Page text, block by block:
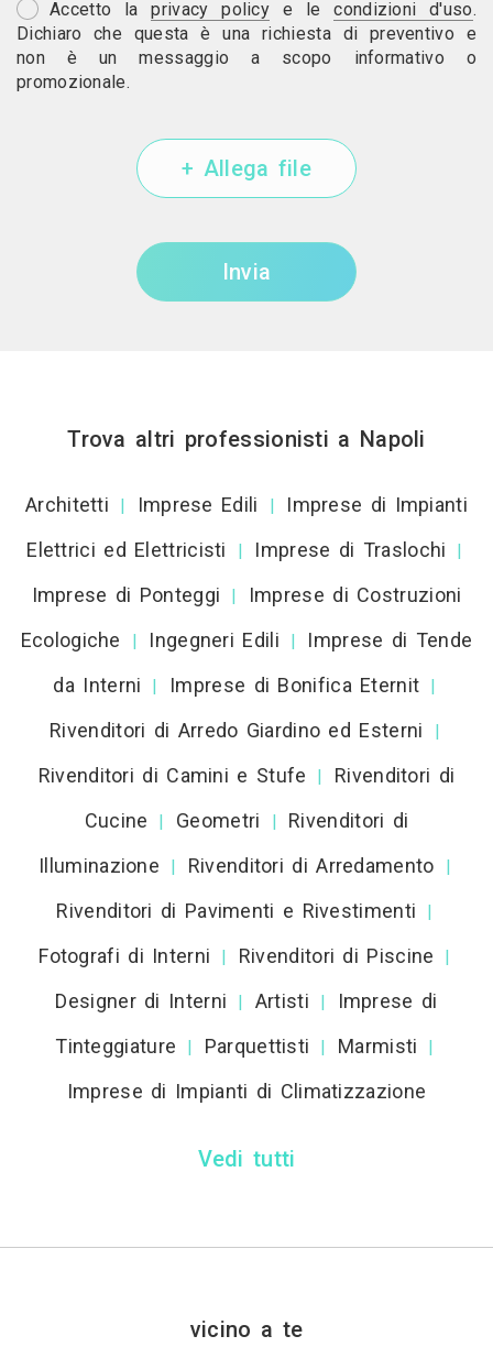
Accetto laprivacy policy e lecondizioni d'uso.
Dichiaro che questa è una richiesta di preventivo e
non è un messaggio a scopo informativo o
promozionale.
+ Allega file
Invia
Trova altri professionisti a Napoli
Architetti | Imprese Edili |
Imprese di Impianti
Elettrici ed Elettricisti
| Imprese di Traslochi |
Imprese di Ponteggi |
Imprese di Costruzioni
Ecologiche
| Ingegneri Edili |
Imprese di Tende
da Interni
| Imprese di Bonifica Eternit |
Rivenditori di Arredo Giardino ed Esterni |
Rivenditori di Camini e Stufe |
Rivenditori di
Cucine
| Geometri |
Rivenditori di
Illuminazione
| Rivenditori di Arredamento |
Rivenditori di Pavimenti e Rivestimenti |
Fotografi di Interni | Rivenditori di Piscine |
Designer di Interni | Artisti |
Imprese di
Tinteggiature
| Parquettisti | Marmisti |
Imprese di Impianti di Climatizzazione
Vedi tutti
vicino a te